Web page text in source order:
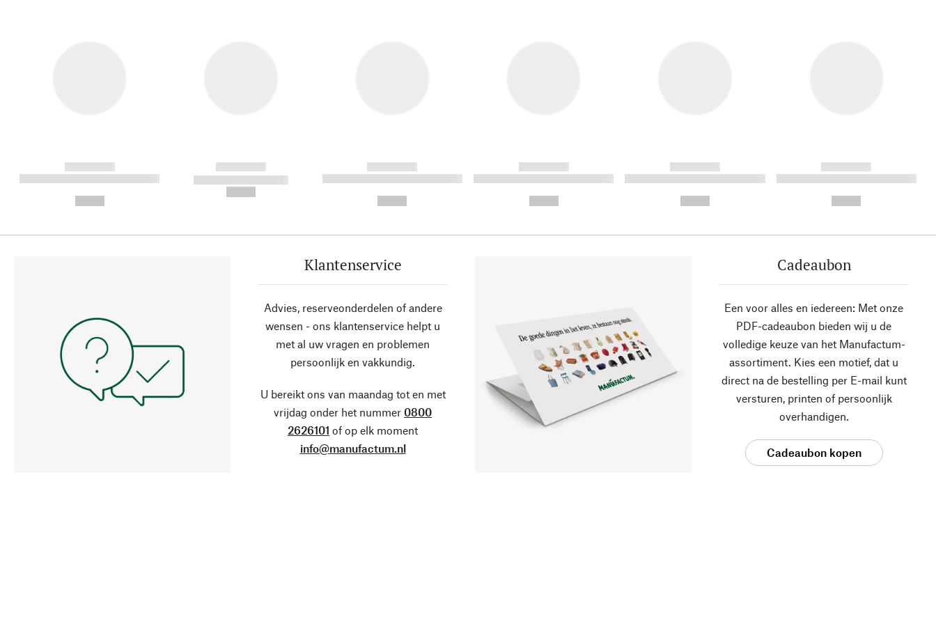
------------
----------- ----------- ----------
------------
----------- -----------
------------
----------- ----------- ----------
------------
----------- ----------- ----------
------------
----------- ----------- ----------
------------
----------- ----------- ----------
Klantenservice
Advies, reserveonderdelen of andere
wensen - ons klantenservice helpt u
met al uw vragen en problemen
persoonlijk en vakkundig.
U bereikt ons van maandag tot en met
vrijdag onder het nummer 0800
2626101 of op elk moment
info@manufactum.nl
Cadeaubon
Een voor alles en iedereen: Met onze
PDF-cadeaubon bieden wij u de
volledige keuze van het Manufactum-
assortiment. Kies een motief, dat u
direct na de bestelling per E-mail kunt
versturen, printen of persoonlijk
overhandigen.
Cadeaubon kopen